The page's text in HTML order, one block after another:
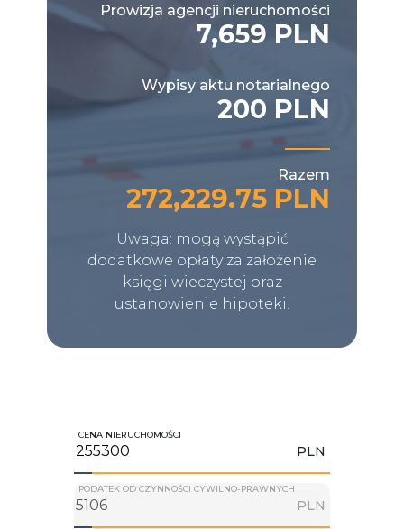
Prowizja agencji nieruchomości
7,659 PLN
Wypisy aktu notarialnego
200 PLN
Razem
272,229.75 PLN
Uwaga: mogą wystąpić
dodatkowe opłaty za założenie
księgi wieczystej oraz
ustanowienie hipoteki.
CENA NIERUCHOMOŚCI
PLN
PODATEK OD CZYNNOŚCI CYWILNO-PRAWNYCH
PLN